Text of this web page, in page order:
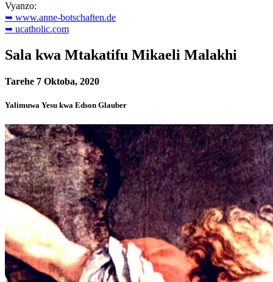
Vyanzo:
➥ www.anne-botschaften.de
➥ ucatholic.com
Sala kwa Mtakatifu Mikaeli Malakhi
Tarehe 7 Oktoba, 2020
Yalimuwa Yesu kwa Edson Glauber